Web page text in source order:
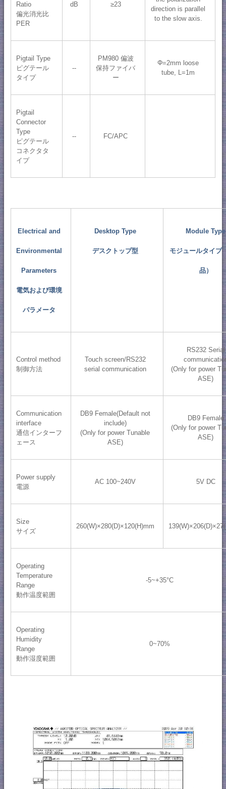
Ratio
偏光消光比
PER
dB ≥23
direction is parallel
to the slow axis.
Pigtail Type
ピグテール
タイプ
--
PM980 偏波
保持ファイバ
ー
Φ=2mm loose
tube, L=1m
Pigtail
Connector
Type
ピグテール
コネクタタ
イプ
-- FC/APC
Electrical and
Environmental
Parameters
電気および環境
パラメータ
Desktop Type
デスクトップ型
Module Type
モジュールタイプ
品）
Control method
制御方法
Touch screen/RS232
serial communication
RS232 Serial
(Only for power
ASE)
Communication
interface
通信インターフ
ェース
DB9 Female(Default not
include)
(Only for power Tunable
ASE)
DB9 Female
(Only for power
ASE)
Power supply
電源
AC 100~240V 5V DC
Size
サイズ
260(W)×280(D)×120(H)mm
Operating
Temperature
Range
動作温度範囲
-5~+35°C
Operating
Humidity
Range
動作湿度範囲
0~70%